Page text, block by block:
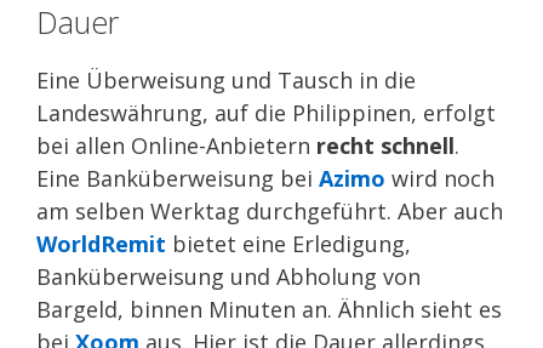
Dauer
Eine Überweisung und Tausch in die
Landeswährung, auf die Philippinen, erfolgt
bei allen Online-Anbietern recht schnell.
Eine Banküberweisung bei Azimo wird noch
am selben Werktag durchgeführt. Aber auch
WorldRemit bietet eine Erledigung,
Banküberweisung und Abholung von
Bargeld, binnen Minuten an. Ähnlich sieht es
bei Xoom aus. Hier ist die Dauer allerdings